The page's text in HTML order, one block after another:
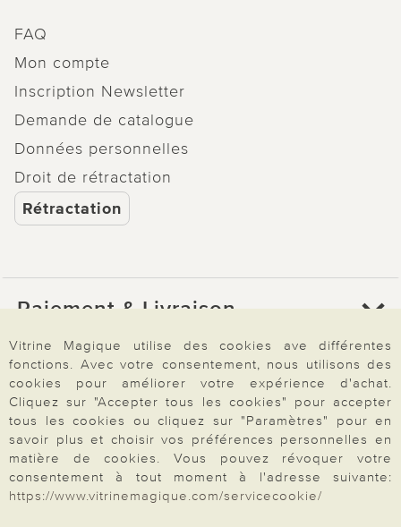
FAQ
Mon compte
Inscription Newsletter
Demande de catalogue
Données personnelles
Droit de rétractation
Rétractation
Paiement & Livraison
À propos de nous
Besoin d'aide?
Mentions légales|CGV|Données & liberté|Vie privée & cookies
Vitrine Magique utilise des cookies ave différentes
fonctions. Avec votre consentement, nous utilisons des
cookies pour améliorer votre expérience d'achat.
Cliquez sur "Accepter tous les cookies" pour accepter
tous les cookies ou cliquez sur "Paramètres" pour en
savoir plus et choisir vos préférences personnelles en
matière de cookies. Vous pouvez révoquer votre
consentement à tout moment à l'adresse suivante:
https://www.vitrinemagique.com/servicecookie/